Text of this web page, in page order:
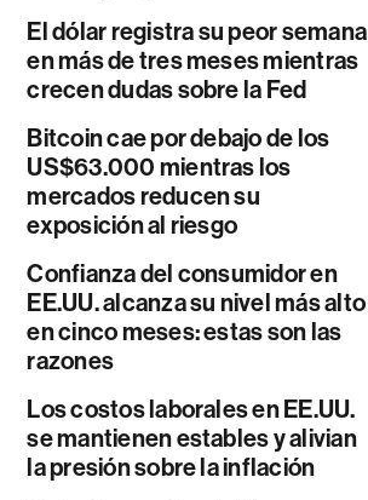
El dólar registra su peor semana
en más de tres meses mientras
crecen dudas sobre la Fed
Bitcoin cae por debajo de los
US$63.000 mientras los
mercados reducen su
exposición al riesgo
Confianza del consumidor en
EE.UU. alcanza su nivel más alto
en cinco meses: estas son las
razones
Los costos laborales en EE.UU.
se mantienen estables y alivian
la presión sobre la inflación